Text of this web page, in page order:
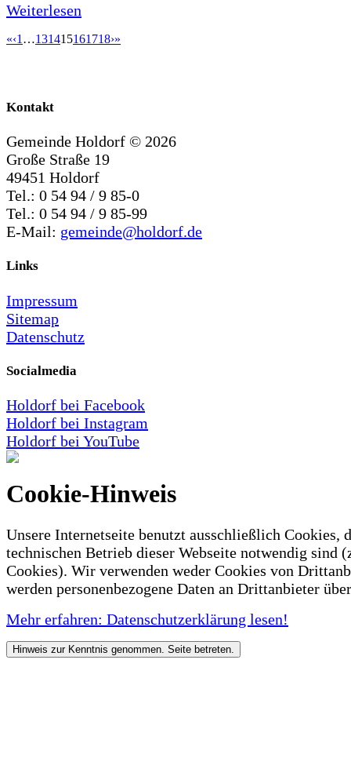
Weiterlesen
«‹1 …131415161718›»
Kontakt
Gemeinde Holdorf © 2026
Große Straße 19
49451 Holdorf
Tel.: 0 54 94 / 9 85-0
Tel.: 0 54 94 / 9 85-99
E-Mail: gemeinde@holdorf.de
Links
Impressum
Sitemap
Datenschutz
Socialmedia
Holdorf bei Facebook
Holdorf bei Instagram
Holdorf bei YouTube
Cookie-Hinweis
Unsere Internetseite benutzt ausschließlich Cookies,
technischen Betrieb dieser Webseite notwendig sind
Cookies). Wir verwenden weder Cookies von
werden personenbezogene Daten an Drittanbieter
Mehr erfahren: Datenschutzerklärung lesen!
Hinweis zur Kenntnis genommen. Seite betreten.